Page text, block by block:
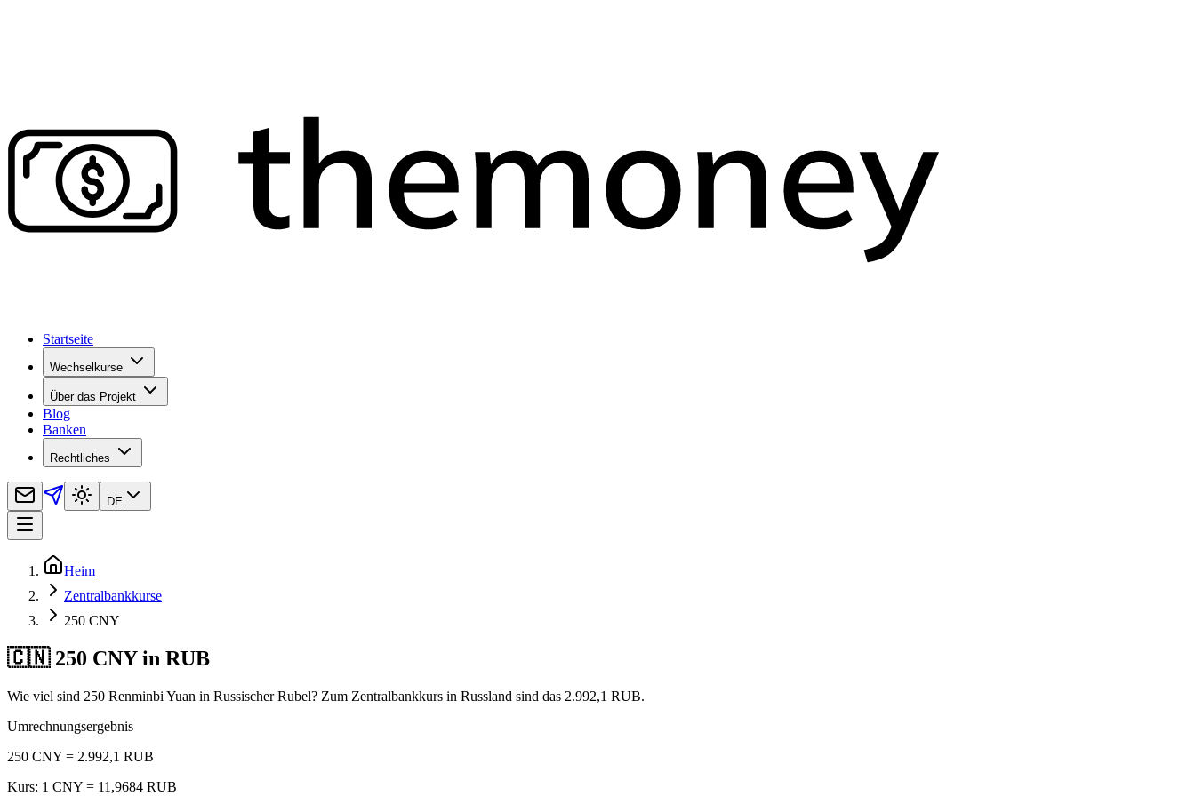
Startseite
Wechselkurse
Über das Projekt
Blog
Banken
Rechtliches
DE
Heim
Zentralbankkurse
250 CNY
🇨🇳 250 CNY in RUB
Wie viel sind 250 Renminbi Yuan in Russischer Rubel? Zum Zentralbankkurs in Russland sind das 2.992,1 RUB.
Umrechnungsergebnis
250 CNY = 2.992,1 RUB
Kurs: 1 CNY = 11,9684 RUB